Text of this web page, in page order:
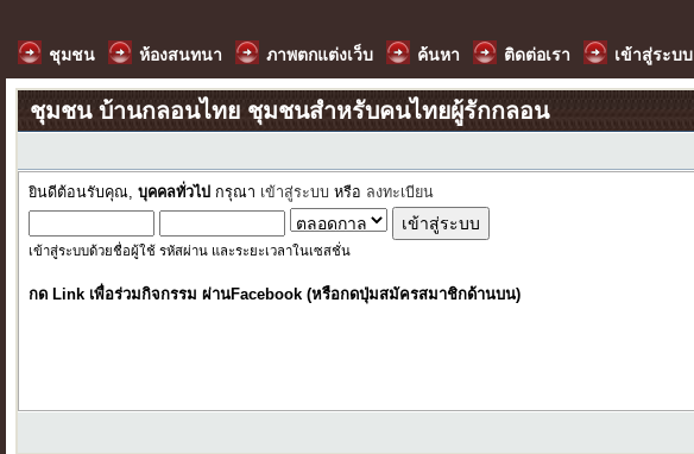
ชุมชน ห้องสนทนา ภาพตกแต่งเว็บ ค้นหา ติดต่อเรา เข้าสู่ระบบ
ชุมชน บ้านกลอนไทย ชุมชนสำหรับคนไทยผู้รักกลอน
ยินดีต้อนรับคุณ,บุคคลทั่วไป กรุณา เข้าสู่ระบบ หรือ ลงทะเบียน
เข้าสู่ระบบด้วยชื่อผู้ใช้ รหัสผ่าน และระยะเวลาในเซสชั่น
กด Link เพื่อร่วมกิจกรรม ผ่านFacebook (หรือกดปุ่มสมัครสมาชิกด้านบน)